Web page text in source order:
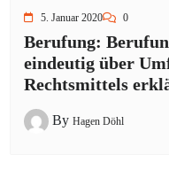
5. Januar 2020 0
Berufung:
eindeutig über
Rechtsmittels
By Hagen Döhl